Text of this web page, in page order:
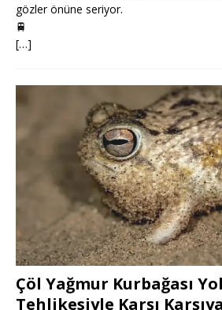
gözler önüne seriyor.
🚆
[…]
Çöl Yağmur Kurbağası
Tehlikesiyle Karşı Karşıya